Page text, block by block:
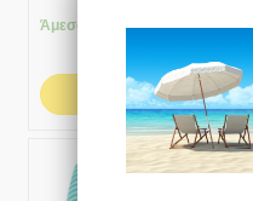
Άμεσα διαθέσιμο €0,38
ΑΓΟΡΆ
#5 Best Sellerⓘ